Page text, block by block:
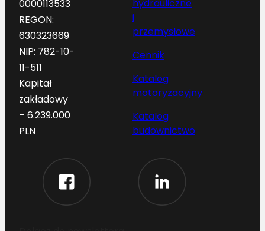
0000113533
REGON:
630323669
NIP: 782-10-
11-511
Kapitał
zakładowy
– 6.239.000
PLN
hydrauliczne
i
przemysłowe
Cennik
Katalog
motoryzacyjny
Katalog
budownictwo